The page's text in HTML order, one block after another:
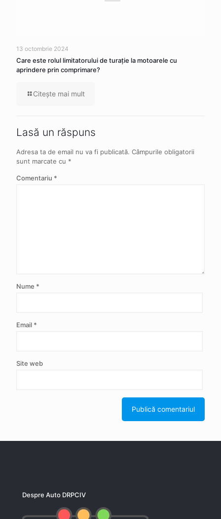
13 octombrie 2024
Care este rolul limitatorului de turație la motoarele cu
aprindere prin comprimare?
Citeşte mai mult
Lasă un răspuns
Adresa ta de email nu va fi publicată. Câmpurile obligatorii
sunt marcate cu *
Comentariu *
Nume *
Email *
Site web
Despre Auto DRPCIV